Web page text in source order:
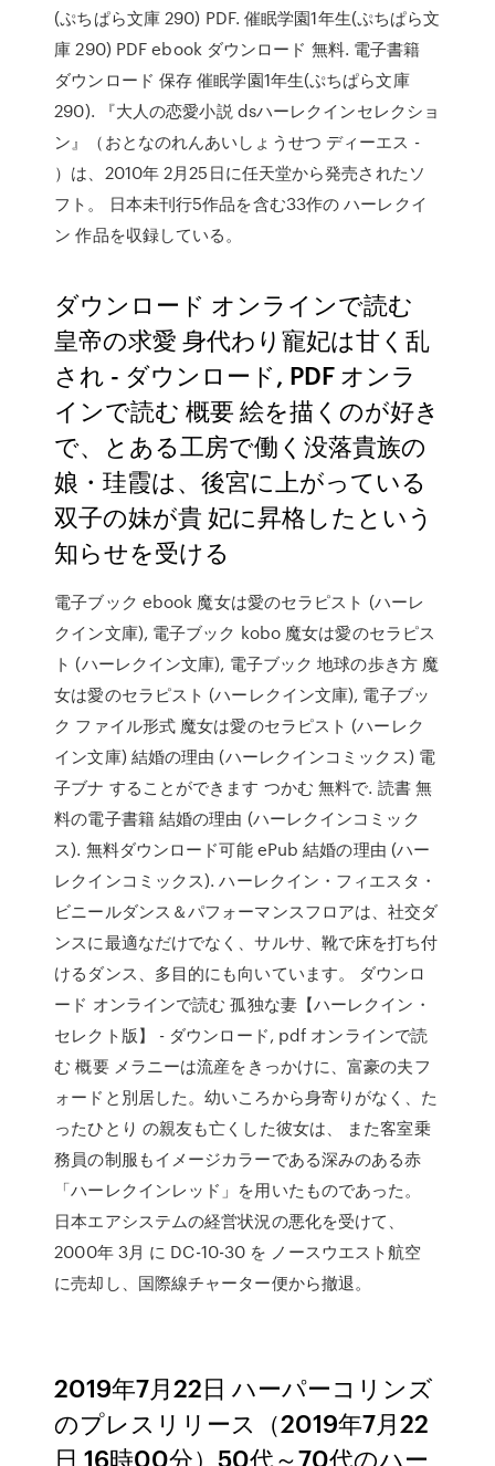
(ぷちぱら文庫 290) PDF. 催眠学園1年生(ぷちぱら文
庫 290) PDF ebook ダウンロード 無料. 電子書籍
ダウンロード 保存 催眠学園1年生(ぷちぱら文庫
290). 『大人の恋愛小説 dsハーレクインセレクショ
ン』（おとなのれんあいしょうせつ ディーエス -
）は、2010年 2月25日に任天堂から発売されたソ
フト。 日本未刊行5作品を含む33作の ハーレクイ
ン 作品を収録している。
ダウンロード オンラインで読む
皇帝の求愛 身代わり寵妃は甘く乱
され - ダウンロード, PDF オンラ
インで読む 概要 絵を描くのが好き
で、とある工房で働く没落貴族の
娘・珪霞は、後宮に上がっている
双子の妹が貴 妃に昇格したという
知らせを受ける
電子ブック ebook 魔女は愛のセラピスト (ハーレ
クイン文庫), 電子ブック kobo 魔女は愛のセラピス
ト (ハーレクイン文庫), 電子ブック 地球の歩き方 魔
女は愛のセラピスト (ハーレクイン文庫), 電子ブッ
ク ファイル形式 魔女は愛のセラピスト (ハーレク
イン文庫) 結婚の理由 (ハーレクインコミックス) 電
子ブナ することができます つかむ 無料で. 読書 無
料の電子書籍 結婚の理由 (ハーレクインコミック
ス). 無料ダウンロード可能 ePub 結婚の理由 (ハー
レクインコミックス). ハーレクイン・フィエスタ・
ビニールダンス＆パフォーマンスフロアは、社交ダ
ンスに最適なだけでなく、サルサ、靴で床を打ち付
けるダンス、多目的にも向いています。 ダウンロ
ード オンラインで読む 孤独な妻【ハーレクイン・
セレクト版】 - ダウンロード, pdf オンラインで読
む 概要 メラニーは流産をきっかけに、富豪の夫フ
ォードと別居した。幼いころから身寄りがなく、た
ったひとり の親友も亡くした彼女は、 また客室乗
務員の制服もイメージカラーである深みのある赤
「ハーレクインレッド」を用いたものであった。
日本エアシステムの経営状況の悪化を受けて、
2000年 3月 に DC-10-30 を ノースウエスト航空
に売却し、国際線チャーター便から撤退。
2019年7月22日 ハーパーコリンズ
のプレスリリース（2019年7月22
日 16時00分）50代～70代のハー